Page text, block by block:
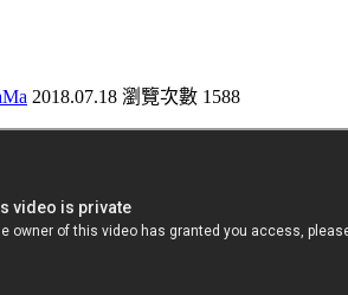
2018.07.18 瀏覽次數 1588